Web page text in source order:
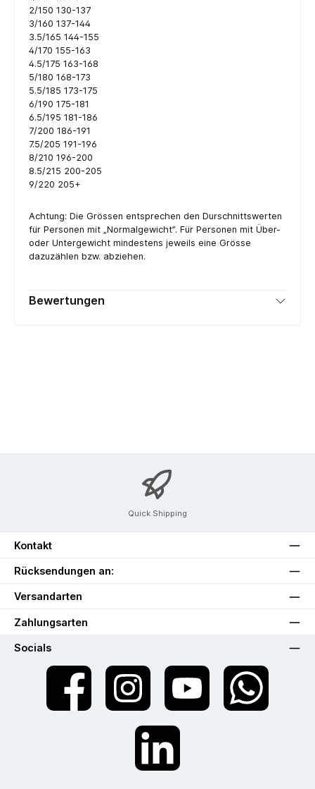
2/150 130-137
3/160 137-144
3.5/165 144-155
4/170 155-163
4.5/175 163-168
5/180 168-173
5.5/185 173-175
6/190 175-181
6.5/195 181-186
7/200 186-191
7.5/205 191-196
8/210 196-200
8.5/215 200-205
9/220 205+
Achtung: Die Grössen entsprechen den Durschnittswerten
für Personen mit „Normalgewicht”. Für Personen mit Über-
oder Untergewicht mindestens jeweils eine Grösse
dazuzählen bzw. abziehen.
Bewertungen
Quick Shipping
Kontakt
Rücksendungen an:
Versandarten
Zahlungsarten
Socials
Facebook Instagram YouTube WhatsApp
LinkedIn